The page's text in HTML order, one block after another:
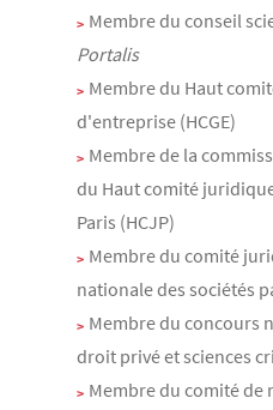
Membre du conseil
Portalis
Membre du Haut
d'entreprise (HCGE)
Membre de la
du Haut comité
Paris (HCJP)
Membre du comité
nationale des sociétés
Membre du concours
droit privé et sciences
Membre du comité de